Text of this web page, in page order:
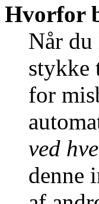
Hvorfor
Når
stykke
for
ved
denne